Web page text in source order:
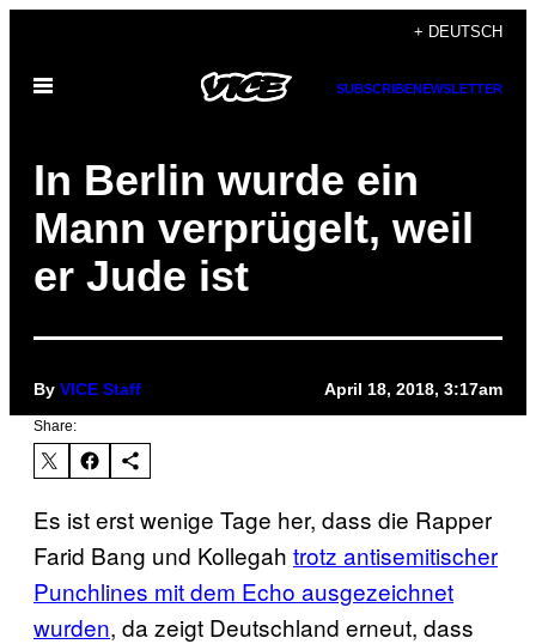
content
+ DEUTSCH
Open
SUBSCRIBENEWSLETTER
In Berlin wurde ein
Mann verprügelt, weil
er Jude ist
By VICE Staff April 18, 2018, 3:17am
Share:
Es ist erst wenige Tage her, dass die Rapper
Farid Bang und Kollegah trotz antisemitischer
Punchlines mit dem Echo ausgezeichnet
wurden, da zeigt Deutschland erneut, dass